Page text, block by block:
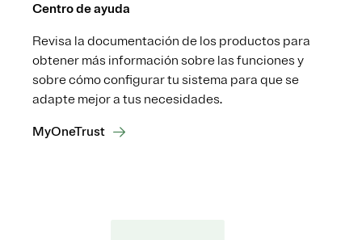
Centro de ayuda
Revisa la documentación de los productos para
obtener más información sobre las funciones y
sobre cómo configurar tu sistema para que se
adapte mejor a tus necesidades.
MyOneTrust